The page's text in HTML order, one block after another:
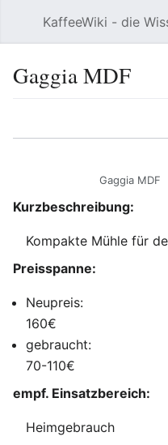
KaffeeWiki - die
Gaggia MDF
Gaggia MDF
Kurzbeschreibung:
Kompakte Mühle für
Preisspanne:
Neupreis:
160€
gebraucht:
70-110€
empf. Einsatzbereich:
Heimgebrauch